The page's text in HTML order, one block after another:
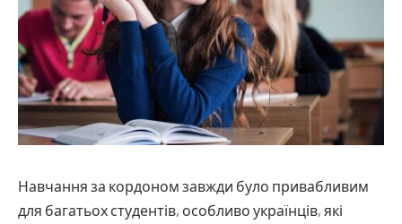
Навчання за кордоном завжди було привабливим
для багатьох студентів, особливо українців, які